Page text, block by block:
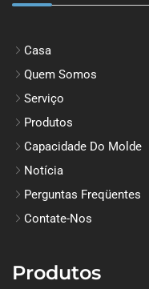
Casa
Quem Somos
Serviço
Produtos
Capacidade Do Molde
Notícia
Perguntas Freqüentes
Contate-Nos
Produtos